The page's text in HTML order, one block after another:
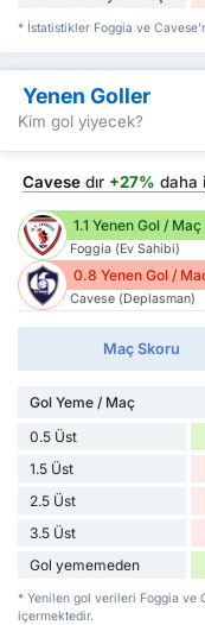
* İstatistikler Foggia ve
Yenen Goller
Kim gol yiyecek?
Cavese dır +27% daha
1.1 Yenen Gol / Maç
Foggia (Ev Sahibi)
0.8 Yenen Gol /
Cavese (Deplasman)
Maç Skoru
Gol Yeme / Maç
0.5 Üst
1.5 Üst
2.5 Üst
3.5 Üst
Gol yememeden
* Yenilen gol verileri Foggia ve
içermektedir.